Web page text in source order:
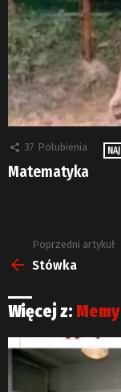
37 Polubienia
Matematyka
Zobacz
więcej
Poprzedni artykuł
Stówka
Więcej z: